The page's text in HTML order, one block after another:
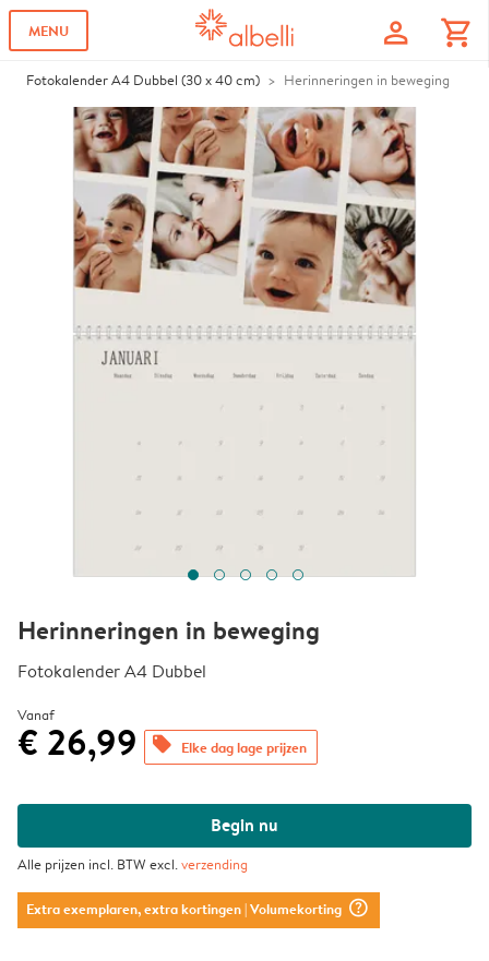
MENU profile shopping_cart
Fotokalender A4 Dubbel (30 x 40 cm) Herinneringen in beweging
Herinneringen in beweging
Fotokalender A4 Dubbel
Vanaf
€ 26,99 offers Elke dag lage prijzen
Begin nu
Alle prijzen incl. BTW excl.verzending
Extra exemplaren, extra kortingen| Volumekorting question_mark_circle